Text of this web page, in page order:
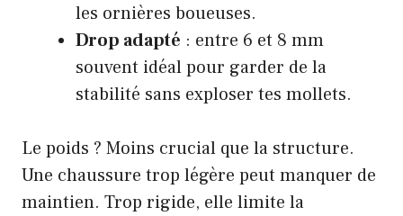
les ornières boueuses.
Drop adapté : entre 6 et 8 mm
souvent idéal pour garder de la
stabilité sans exploser tes mollets.
Le poids ? Moins crucial que la structure.
Une chaussure trop légère peut manquer de
maintien. Trop rigide, elle limite la